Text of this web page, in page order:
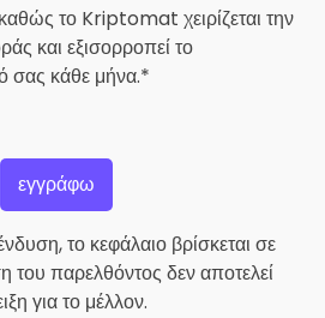
το Kriptomat χειρίζεται την
και εξισορροπεί το
σας κάθε μήνα.*
εγγράφω
το κεφάλαιο βρίσκεται σε
του παρελθόντος δεν αποτελεί
για το μέλλον.